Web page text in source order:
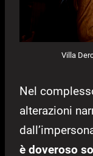
Villa
Nel
alterazioni
è doveroso